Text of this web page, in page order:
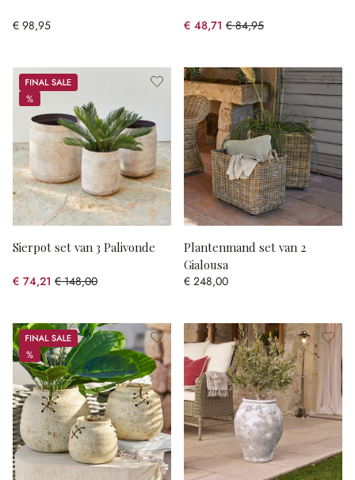
€ 98,95 € 48,71 € 84,95
(42.66% gespart)
Sale
%
%
Sierpot set van 3 Palivonde
€ 74,21 € 148,00
(49.86% gespart)
Plantenmand set van 2
Gialousa
€ 248,00
Sale
%
%